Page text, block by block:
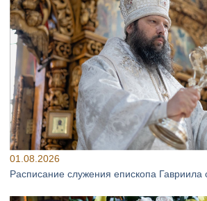
01.08.2026
Расписание служения епископа Гавриила